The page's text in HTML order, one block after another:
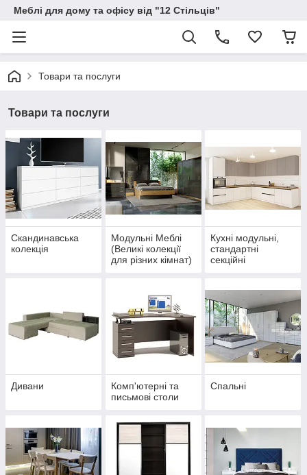
Меблі для дому та офісу від "12 Стільців"
Товари та послуги
Товари та послуги
Скандинавська
колекція
Модульні Меблі
(Великі колекції
для різних кімнат)
Кухні модульні,
стандартні
секційні
Дивани
Комп'ютерні та
письмові столи
Спальні